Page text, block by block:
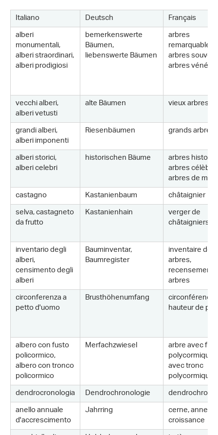
Italiano Deutsch
Français
alberi
monumentali,
alberi straordinari,
alberi prodigiosi
bemerkenswerte
Bäumen,
liebenswerte Bäumen
arbres
remarquables,
arbres
arbres
vecchi alberi,
alberi vetusti
alte Bäumen
vieux arbres
grandi alberi,
alberi imponenti
Riesenbäumen
grands arbres
alberi storici,
alberi celebri
historischen Bäume arbres
arbres
arbres de
castagno
Kastanienbaum
châtaignier
selva, castagneto
da frutto
Kastanienhain verger de
châtaigniers
inventario degli
alberi,
censimento degli
alberi
Bauminventar,
Baumregister
inventaire des
arbres,
recensement
arbres
circonferenza a
petto d'uomo
Brusthöhenumfang circonférence
hauteur de
albero con fusto
policormico,
albero con tronco
policormico
Merfachzwiesel arbre avec fût
polycormique,
avec tronc
polycormique
dendrocronologia
Dendrochronologie
anello annuale
d'accrescimento
Jahrring cerne,
croissance